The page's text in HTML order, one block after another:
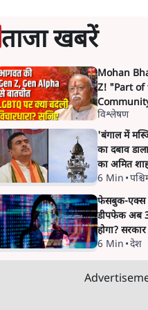
ताजा खबरें
Mohan
Z! "Part of
New Move?
विश्लेषण
'बंगाल में
का दबाव
का अमित
6 Min •
फेसबुक-एक्स
डीपफेक अब
होगा? सरकार
6 Min •देश